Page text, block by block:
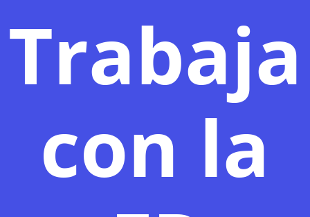
Trabaja
con la